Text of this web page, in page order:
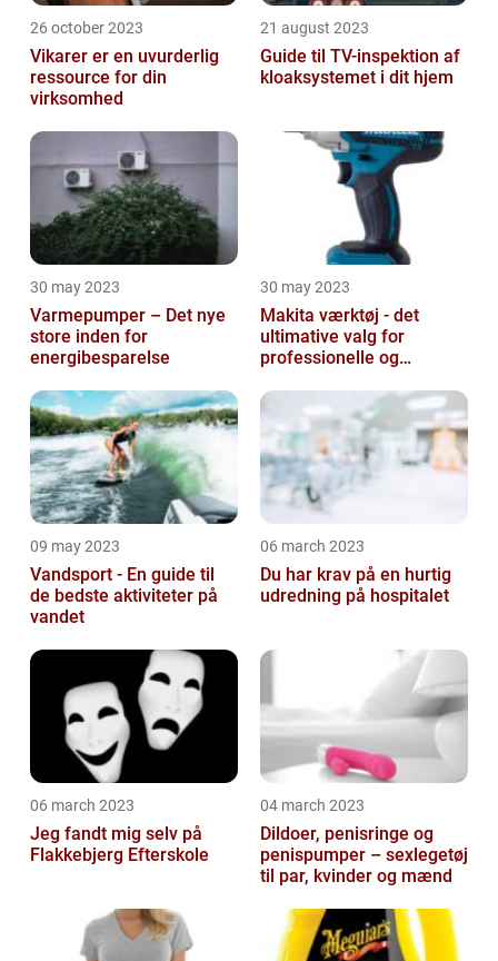
26 october 2023
Vikarer er en uvurderlig
ressource for din
virksomhed
21 august 2023
Guide til TV-inspektion af
kloaksystemet i dit hjem
30 may 2023
Varmepumper – Det nye
store inden for
energibesparelse
30 may 2023
Makita værktøj - det
ultimative valg for
professionelle og
selv'ere
09 may 2023
Vandsport - En guide til
de bedste aktiviteter på
vandet
06 march 2023
Du har krav på en hurtig
udredning på hospitalet
06 march 2023
Jeg fandt mig selv på
Flakkebjerg Efterskole
04 march 2023
Dildoer, penisringe og
penispumper – sexlegetøj
til par, kvinder og mænd